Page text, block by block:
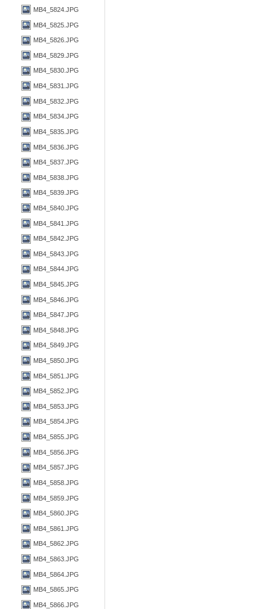
MB4_5824.JPG
MB4_5825.JPG
MB4_5826.JPG
MB4_5829.JPG
MB4_5830.JPG
MB4_5831.JPG
MB4_5832.JPG
MB4_5834.JPG
MB4_5835.JPG
MB4_5836.JPG
MB4_5837.JPG
MB4_5838.JPG
MB4_5839.JPG
MB4_5840.JPG
MB4_5841.JPG
MB4_5842.JPG
MB4_5843.JPG
MB4_5844.JPG
MB4_5845.JPG
MB4_5846.JPG
MB4_5847.JPG
MB4_5848.JPG
MB4_5849.JPG
MB4_5850.JPG
MB4_5851.JPG
MB4_5852.JPG
MB4_5853.JPG
MB4_5854.JPG
MB4_5855.JPG
MB4_5856.JPG
MB4_5857.JPG
MB4_5858.JPG
MB4_5859.JPG
MB4_5860.JPG
MB4_5861.JPG
MB4_5862.JPG
MB4_5863.JPG
MB4_5864.JPG
MB4_5865.JPG
MB4_5866.JPG